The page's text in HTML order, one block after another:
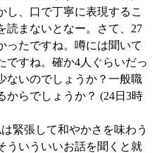
し、口で丁寧に表現するこ
読まないとなー。さて、27
ったですね。噂には聞いて
ですね。確か4人ぐらいだっ
ないのでしょうか？一般職
からでしょうか？ (24日3時
緊張して和やかさを味わう
ういういいお話を聞くと就